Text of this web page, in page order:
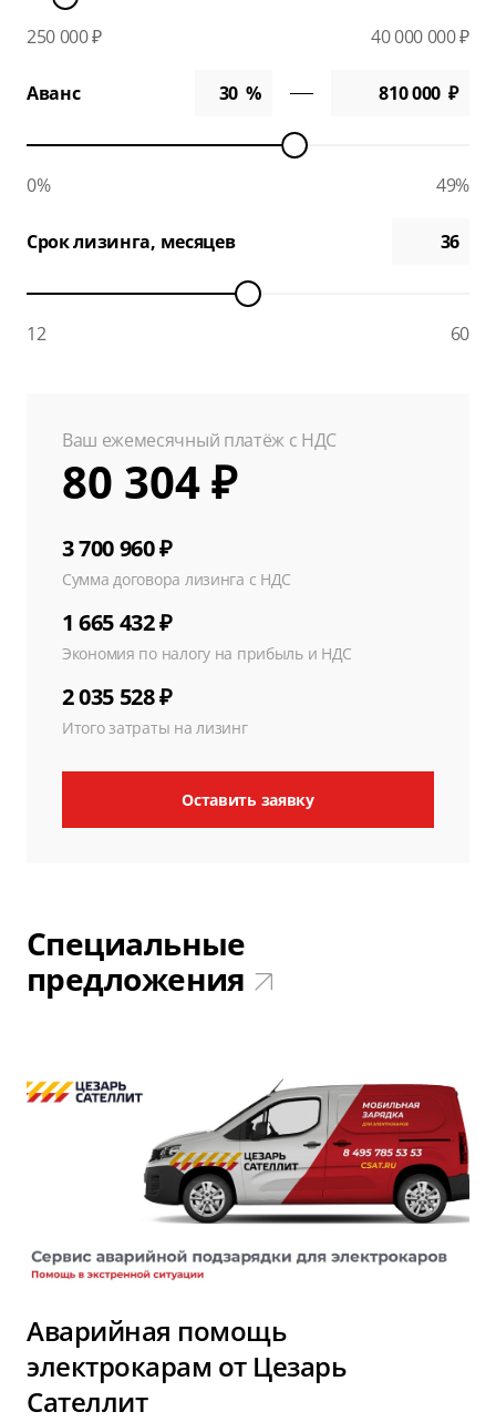
250 000 ₽ 40 000 000 ₽
Аванс
0% 49%
Срок лизинга, месяцев
12 60
Ваш ежемесячный платёж с НДС
80 304 ₽
3 700 960 ₽
Сумма договора лизинга с НДС
1 665 432 ₽
Экономия по налогу на прибыль и НДС
2 035 528 ₽
Итого затраты на лизинг
Оставить заявку
Специальные
предложения
Аварийная помощь
электрокарам от Цезарь
Сателлит